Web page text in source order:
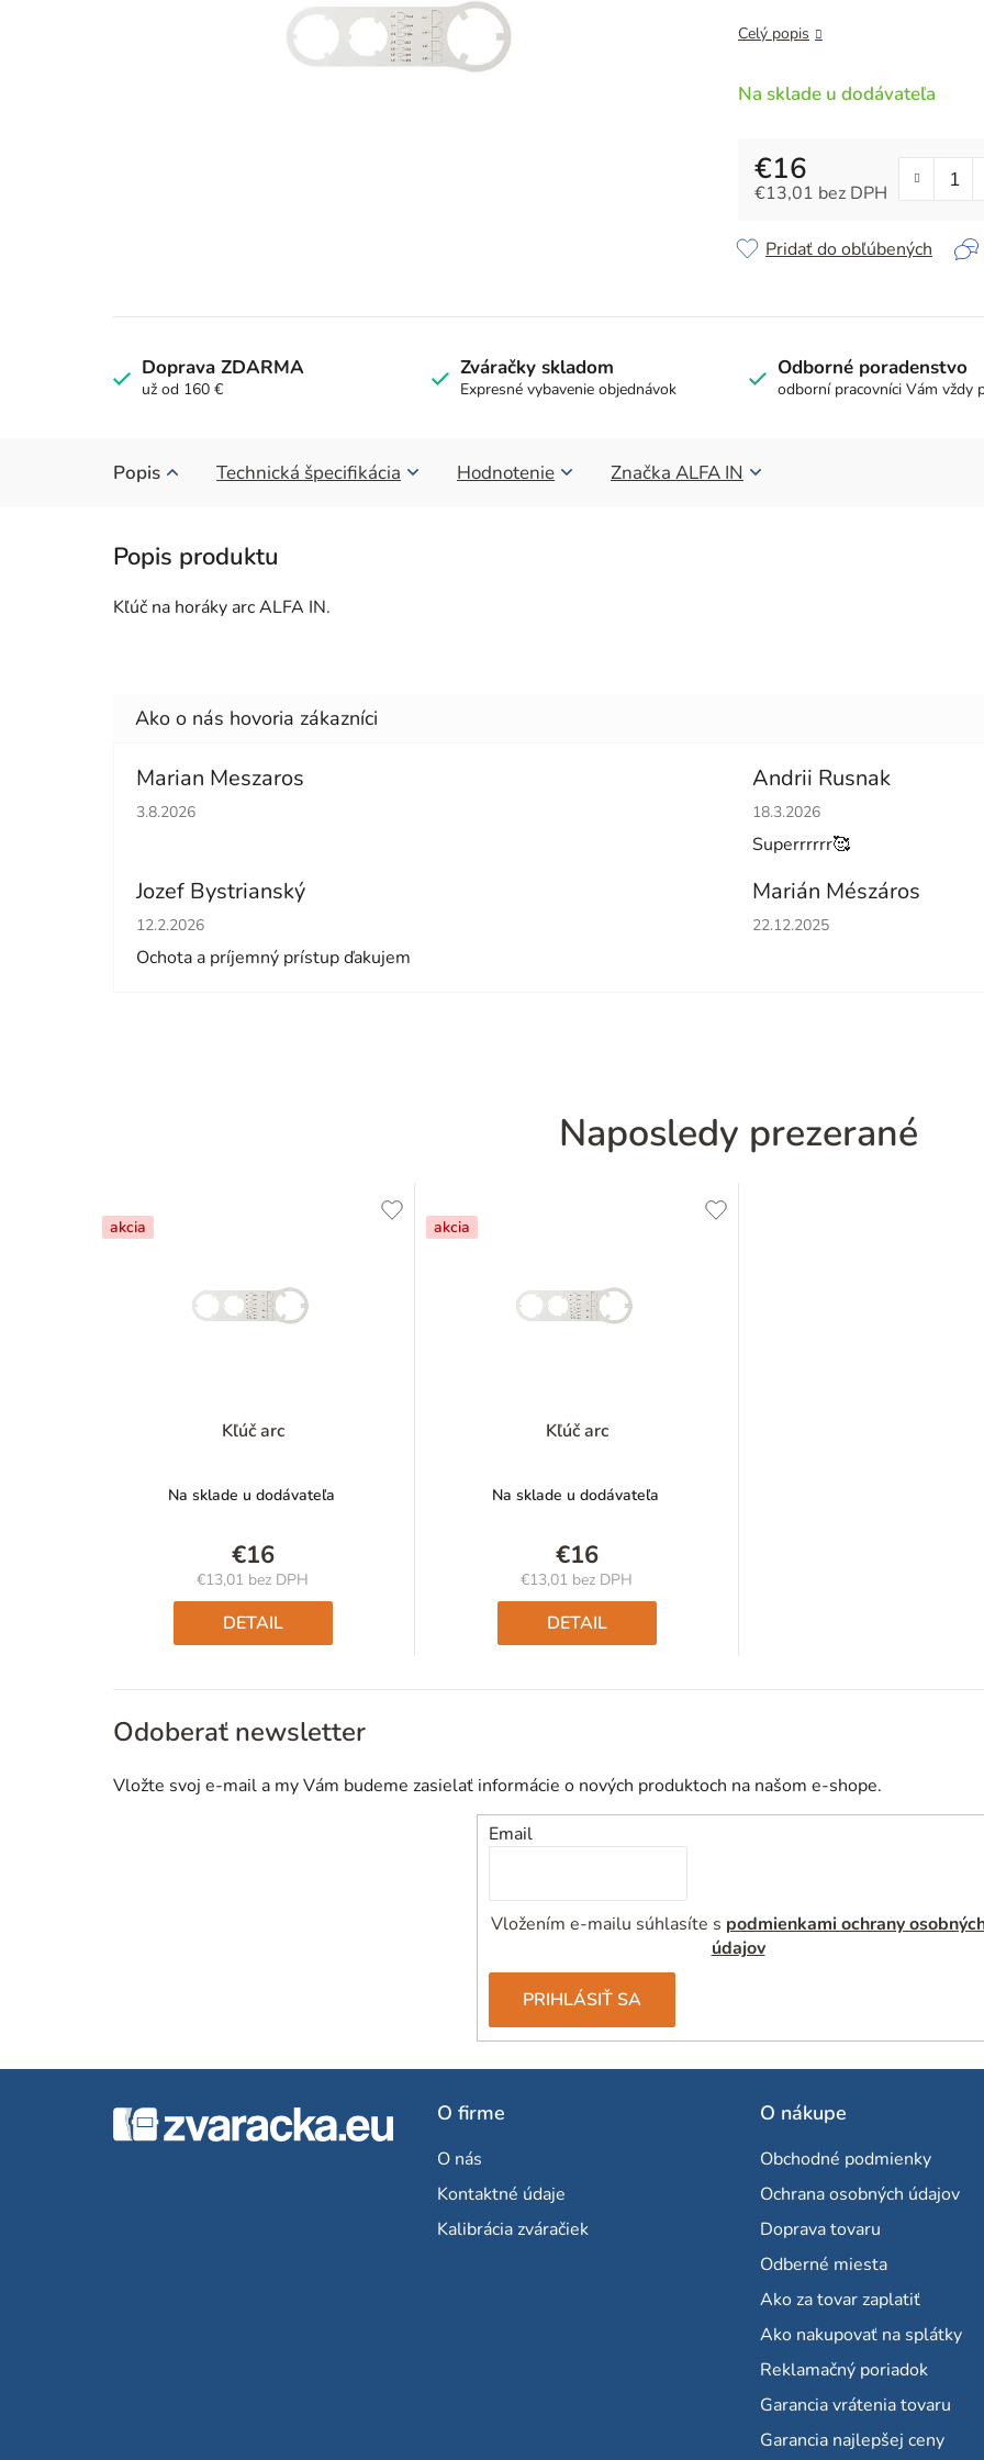
5
Celý popis
Na sklade u dodávateľa
€16
€13,01 bez DPH
Pridať do obľúbených
Doprava ZDARMA
už od 160 €
Zváračky skladom
Expresné vybavenie objednávok
Odborné poradenstvo
odborní pracovníci Vám vždy
Popis Technická špecifikácia Hodnotenie Značka ALFA IN
Kľúč na horáky arc ALFA IN.
Marian Meszaros
Hodnotenie obchodu je 5 z 5 hviezdičiek.
3.8.2026
Andrii Rusnak
Hodnotenie obchodu je 5 z 5
18.3.2026
Superrrrrr🥰
Jozef Bystrianský
Hodnotenie obchodu je 5 z 5 hviezdičiek.
12.2.2026
Ochota a príjemný prístup ďakujem
Marián Mészáros
Hodnotenie obchodu je 5 z 5
22.12.2025
Naposledy prezerané
akcia
Kľúč arc
Na sklade u dodávateľa
€16
€13,01 bez DPH
Jednotková
cena:
DETAIL
akcia
Kľúč arc
Na sklade u dodávateľa
€16
€13,01 bez DPH
Jednotková
cena:
DETAIL
Odoberať newsletter
Vložte svoj e-mail a my Vám budeme zasielať informácie o nových produktoch na našom e-shope.
Email
Vložením e-mailu súhlasíte s podmienkami ochrany
údajov
PRIHLÁSIŤ SA
O firme
O nás
Kontaktné údaje
Kalibrácia zváračiek
O nákupe
Obchodné podmienky
Ochrana osobných údajov
Doprava tovaru
Odberné miesta
Ako za tovar zaplatiť
Ako nakupovať na splátky
Reklamačný poriadok
Garancia vrátenia tovaru
Garancia najlepšej ceny